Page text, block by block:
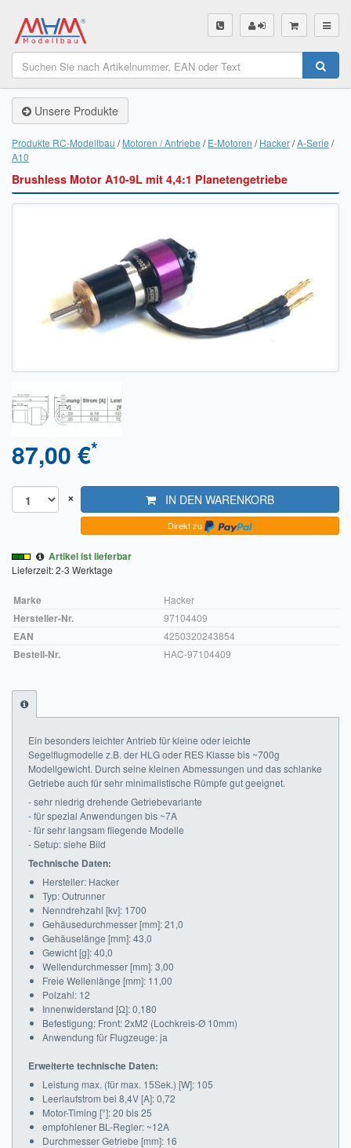
SHOP
Unsere Produkte
BL-Motor Finder
Räder Finder
Luftschrauben Finder
Sendungsverfolgung DHL
Verfügbarkeitsanzeige
Widerrufsrecht
Widerrufsbelehrung für den Verkauf von Waren / Muster-
Widerrufsformular
Widerrufsformular
AGB und Kundeninformationen
Datenschutzerklärung
Hinweise zur Batterieentsorgung
FAQ
Was wir bieten
Unsere Philosophie
KONTAKT
MEIN KONTO
WARENKORB
Unsere Produkte
Produkte RC-Modellbau Motoren / Antriebe E-Motoren Hacker A-Serie
A10
Brushless Motor A10-9L mit 4,4:1 Planetengetriebe
87,00 €*
× IN DEN WARENKORB
Direkt zu
Artikel ist lieferbar
Lieferzeit: 2-3 Werktage
Marke Hacker
Hersteller-Nr. 97104409
EAN 4250320243854
Bestell-Nr. HAC-97104409
Ein besonders leichter Antrieb für kleine oder leichte
Segelflugmodelle z.B. der HLG oder RES Klasse bis ~700g
Modellgewicht. Durch seine kleinen Abmessungen und das schlanke
Getriebe auch für sehr minimalistische Rümpfe gut geeignet.
- sehr niedrig drehende Getriebevariante
- für spezial Anwendungen bis ~7A
- für sehr langsam fliegende Modelle
- Setup: siehe Bild
Technische Daten:
Hersteller: Hacker
Typ: Outrunner
Nenndrehzahl [kv]: 1700
Gehäusedurchmesser [mm]: 21,0
Gehäuselänge [mm]: 43,0
Gewicht [g]: 40,0
Wellendurchmesser [mm]: 3,00
Freie Wellenlänge [mm]: 11,00
Polzahl: 12
Innenwiderstand [Ω]: 0,180
Befestigung: Front: 2xM2 (Lochkreis-Ø 10mm)
Anwendung für Flugzeuge: ja
Erweiterte technische Daten:
Leistung max. (für max. 15Sek.) [W]: 105
Leerlaufstrom bei 8,4V [A]: 0,72
Motor-Timing [°]: 20 bis 25
empfohlener BL-Regler: ~12A
Durchmesser Getriebe [mm]: 16